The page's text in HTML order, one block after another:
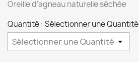
Oreille d'agneau naturelle séchée
Quantité : Sélectionner une Quantité